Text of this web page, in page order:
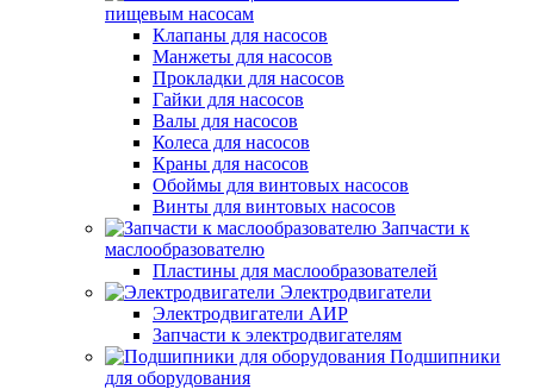
пищевым насосам
Клапаны для насосов
Манжеты для насосов
Прокладки для насосов
Гайки для насосов
Валы для насосов
Колеса для насосов
Краны для насосов
Обоймы для винтовых насосов
Винты для винтовых насосов
Запчасти к
маслообразователю
Пластины для маслообразователей
Электродвигатели
Электродвигатели АИР
Запчасти к электродвигателям
Подшипники
для оборудования